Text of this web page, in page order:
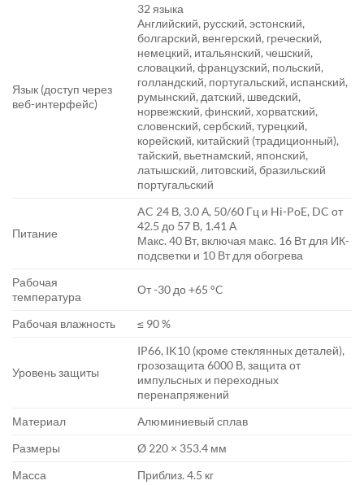
Язык (доступ через
веб-интерфейс)
32 языка
Английский, русский, эстонский,
болгарский, венгерский, греческий,
немецкий, итальянский, чешский,
словацкий, французский, польский,
голландский, португальский, испанский,
румынский, датский, шведский,
норвежский, финский, хорватский,
словенский, сербский, турецкий,
корейский, китайский (традиционный),
тайский, вьетнамский, японский,
латышский, литовский, бразильский
португальский
Питание
AC 24 В, 3.0 А, 50/60 Гц и Hi-PoE, DC от
42.5 до 57 В, 1.41 А
Макс. 40 Вт, включая макс. 16 Вт для ИК-
подсветки и 10 Вт для обогрева
Рабочая
температура
От -30 до +65 °C
Рабочая влажность ≤ 90 %
Уровень защиты
IP66, IK10 (кроме стеклянных деталей),
грозозащита 6000 В, защита от
импульсных и переходных
перенапряжений
Материал
Алюминиевый сплав
Размеры
Ø 220 × 353.4 мм
Масса
Приблиз. 4.5 кг